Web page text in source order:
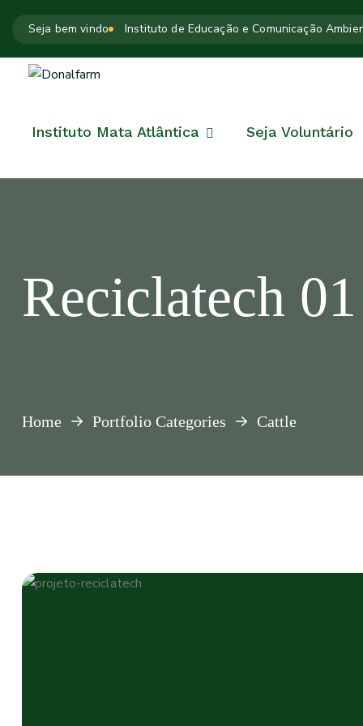
Seja bem vindo Instituto de Educação e Comunicação
Instituto Mata Atlântica Seja Voluntário
Reciclatech 01
Home Portfolio Categories Cattle